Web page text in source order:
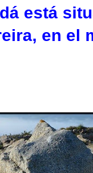
está
en el